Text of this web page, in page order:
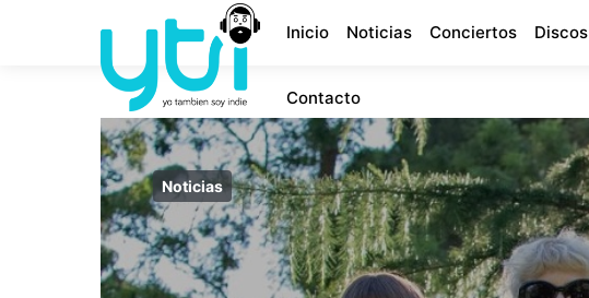
Inicio Noticias Conciertos Discos
Contacto
Noticias